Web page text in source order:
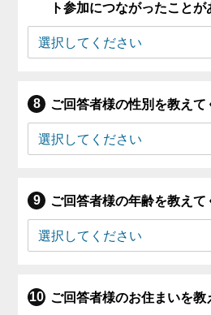
ト参加につながったことが
ご回答者様の性別を教えて
ご回答者様の年齢を教えて
ご回答者様のお住まいを教